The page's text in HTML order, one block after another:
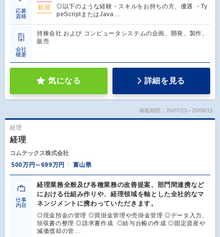
応募
資格
歓迎
◎以下のような経験・スキルをお持ちの方、優遇 ・Ty
peScriptまたはJava…
会社
概要
持株会社 および コンピュータシステムの企画、開発、製作、
販売
気になる 詳細を見る
掲載期間：26/07/23～26/08/19
経理
経理
コムテックス株式会社
500万円～699万円
富山県
仕事
内容
経理業務全般及び各種業務の改善提案、部門間連携など
における仕組み作りや、経理領域を軸とした全社的なマ
ネンジメントに携わっていただきます。
◎現金預金の管理 ◎買掛金管理や売掛金管理 ◎データ入力、
領収書の整理 ◎請求書作成 ◎給与台帳の作成 ◎固定資産や
減価償却の管…